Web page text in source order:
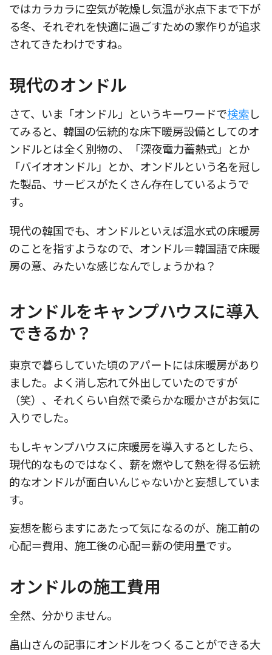
ではカラカラに空気が乾燥し気温が氷点下まで下が
る冬、それぞれを快適に過ごすための家作りが追求
されてきたわけですね。
現代のオンドル
さて、いま「オンドル」というキーワードで検索し
てみると、韓国の伝統的な床下暖房設備としてのオ
ンドルとは全く別物の、「深夜電力蓄熱式」とか
「バイオオンドル」とか、オンドルという名を冠し
た製品、サービスがたくさん存在しているようで
す。
現代の韓国でも、オンドルといえば温水式の床暖房
のことを指すようなので、オンドル＝韓国語で床暖
房の意、みたいな感じなんでしょうかね？
オンドルをキャンプハウスに導入
できるか？
東京で暮らしていた頃のアパートには床暖房があり
ました。よく消し忘れて外出していたのですが
（笑）、それくらい自然で柔らかな暖かさがお気に
入りでした。
もしキャンプハウスに床暖房を導入するとしたら、
現代的なものではなく、薪を燃やして熱を得る伝統
的なオンドルが面白いんじゃないかと妄想していま
す。
妄想を膨らますにあたって気になるのが、施工前の
心配＝費用、施工後の心配＝薪の使用量です。
オンドルの施工費用
全然、分かりません。
畠山さんの記事にオンドルをつくることができる大